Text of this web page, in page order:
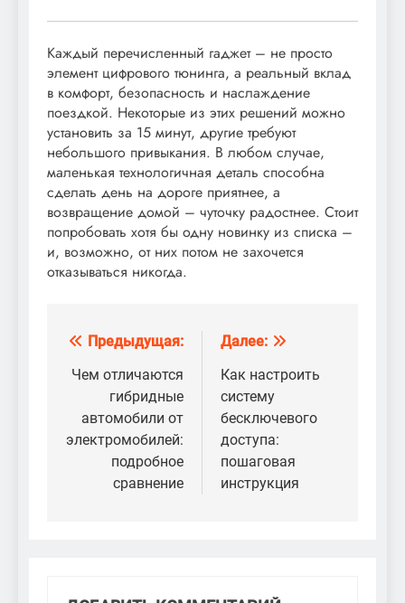
Каждый перечисленный гаджет – не просто
элемент цифрового тюнинга, а реальный вклад
в комфорт, безопасность и наслаждение
поездкой. Некоторые из этих решений можно
установить за 15 минут, другие требуют
небольшого привыкания. В любом случае,
маленькая технологичная деталь способна
сделать день на дороге приятнее, а
возвращение домой – чуточку радостнее. Стоит
попробовать хотя бы одну новинку из списка –
и, возможно, от них потом не захочется
отказываться никогда.
Навигация
по
записям
Предыдущая:
Чем отличаются
гибридные
автомобили от
электромобилей:
подробное
сравнение
Далее:
Как настроить
систему
бесключевого
доступа:
пошаговая
инструкция